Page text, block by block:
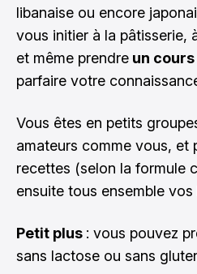
libanaise ou encore
vous initier à la pâtisserie,
et même prendre un
parfaire votre
Vous êtes en petits
amateurs comme vous, et
recettes (selon la formule
ensuite tous ensemble
Petit plus : vous pouvez
sans lactose ou sans